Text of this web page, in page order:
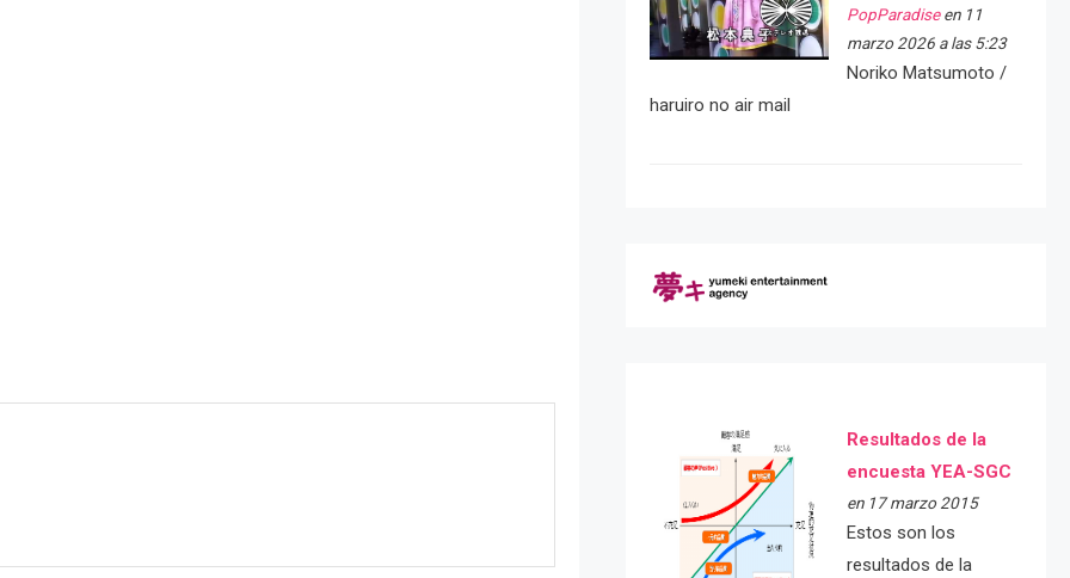
PopParadiseen 11
marzo 2026 a las 5:23
Noriko Matsumoto /
haruiro no air mail
Resultados de la
encuesta YEA-SGC
en 17 marzo 2015
Estos son los
resultados de la